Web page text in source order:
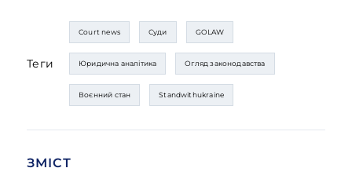
Теги
Court news Суди GOLAW
Юридична аналітика Огляд законодавства
Воєнний стан Standwithukraine
ЗМІСТ